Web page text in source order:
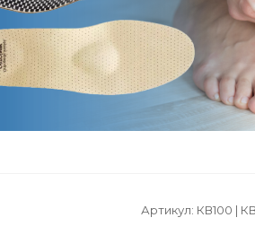
Артикул: КВ100 |